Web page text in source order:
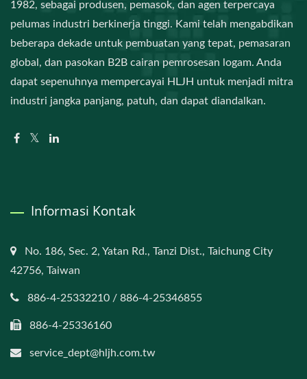
1982, sebagai produsen, pemasok, dan agen terpercaya
pelumas industri berkinerja tinggi. Kami telah mengabdikan
beberapa dekade untuk pembuatan yang tepat, pemasaran
global, dan pasokan B2B cairan pemrosesan logam. Anda
dapat sepenuhnya mempercayai HLJH untuk menjadi mitra
industri jangka panjang, patuh, dan dapat diandalkan.
Informasi Kontak
No. 186, Sec. 2, Yatan Rd., Tanzi Dist., Taichung City
42756, Taiwan
886-4-25332210 / 886-4-25346855
886-4-25336160
service_dept@hljh.com.tw